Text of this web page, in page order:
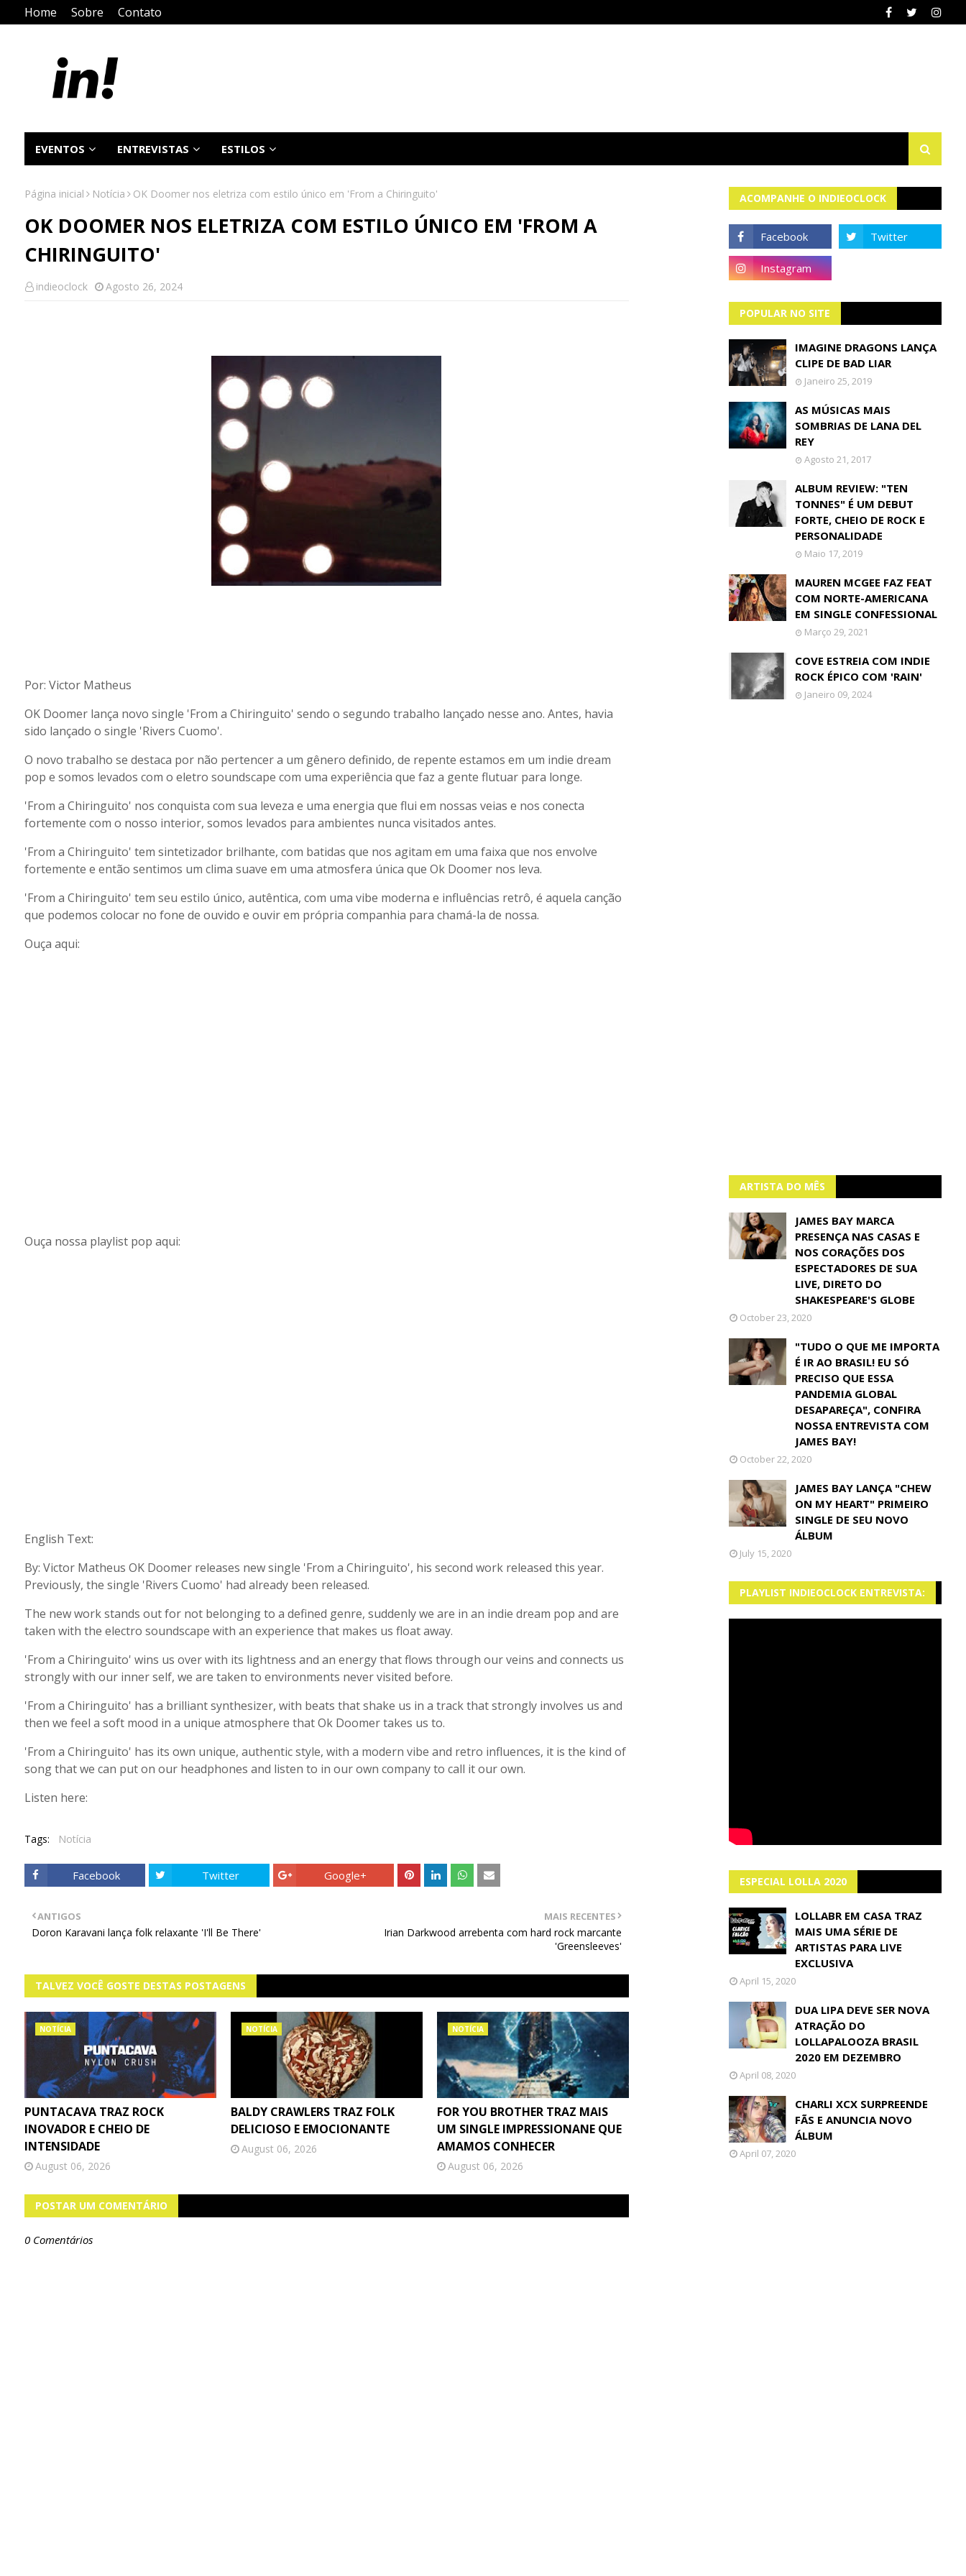
Home Sobre Contato
EVENTOS ENTREVISTAS ESTILOS
Página inicial Notícia OK Doomer nos eletriza com estilo único em 'From a Chiringuito'
OK DOOMER NOS ELETRIZA COM ESTILO ÚNICO EM 'FROM A
CHIRINGUITO'
indieoclock Agosto 26, 2024
Por: Victor Matheus
OK Doomer lança novo single 'From a Chiringuito' sendo o segundo trabalho lançado nesse ano. Antes, havia
sido lançado o single 'Rivers Cuomo'.
O novo trabalho se destaca por não pertencer a um gênero definido, de repente estamos em um indie dream
pop e somos levados com o eletro soundscape com uma experiência que faz a gente flutuar para longe.
'From a Chiringuito' nos conquista com sua leveza e uma energia que flui em nossas veias e nos conecta
fortemente com o nosso interior, somos levados para ambientes nunca visitados antes.
'From a Chiringuito' tem sintetizador brilhante, com batidas que nos agitam em uma faixa que nos envolve
fortemente e então sentimos um clima suave em uma atmosfera única que Ok Doomer nos leva.
'From a Chiringuito' tem seu estilo único, autêntica, com uma vibe moderna e influências retrô, é aquela canção
que podemos colocar no fone de ouvido e ouvir em própria companhia para chamá-la de nossa.
Ouça aqui:
Ouça nossa playlist pop aqui:
English Text:
By: Victor Matheus OK Doomer releases new single 'From a Chiringuito', his second work released this year.
Previously, the single 'Rivers Cuomo' had already been released.
The new work stands out for not belonging to a defined genre, suddenly we are in an indie dream pop and are
taken with the electro soundscape with an experience that makes us float away.
'From a Chiringuito' wins us over with its lightness and an energy that flows through our veins and connects us
strongly with our inner self, we are taken to environments never visited before.
'From a Chiringuito' has a brilliant synthesizer, with beats that shake us in a track that strongly involves us and
then we feel a soft mood in a unique atmosphere that Ok Doomer takes us to.
'From a Chiringuito' has its own unique, authentic style, with a modern vibe and retro influences, it is the kind of
song that we can put on our headphones and listen to in our own company to call it our own.
Listen here:
Tags: Notícia
Facebook Twitter Google+
MAIS RECENTES
Irian Darkwood arrebenta com hard rock marcante
'Greensleeves'
ANTIGOS
Doron Karavani lança folk relaxante 'I'll Be There'
TALVEZ VOCÊ GOSTE DESTAS POSTAGENS
NOTÍCIA
PUNTACAVA TRAZ ROCK
INOVADOR E CHEIO DE
INTENSIDADE
August 06, 2026
NOTÍCIA
BALDY CRAWLERS TRAZ FOLK
DELICIOSO E EMOCIONANTE
August 06, 2026
NOTÍCIA
FOR YOU BROTHER TRAZ MAIS
UM SINGLE IMPRESSIONANE QUE
AMAMOS CONHECER
August 06, 2026
POSTAR UM COMENTÁRIO
0 Comentários
ACOMPANHE O INDIEOCLOCK
POPULAR NO SITE
IMAGINE DRAGONS LANÇA
CLIPE DE BAD LIAR
Janeiro 25, 2019
AS MÚSICAS MAIS
SOMBRIAS DE LANA DEL
REY
Agosto 21, 2017
ALBUM REVIEW: "TEN
TONNES" É UM DEBUT
FORTE, CHEIO DE ROCK E
PERSONALIDADE
Maio 17, 2019
MAUREN MCGEE FAZ FEAT
COM NORTE-AMERICANA
EM SINGLE CONFESSIONAL
Março 29, 2021
COVE ESTREIA COM INDIE
ROCK ÉPICO COM 'RAIN'
Janeiro 09, 2024
ARTISTA DO MÊS
JAMES BAY MARCA
PRESENÇA NAS CASAS E
NOS CORAÇÕES DOS
ESPECTADORES DE SUA
LIVE, DIRETO DO
SHAKESPEARE'S GLOBE
October 23, 2020
"TUDO O QUE ME IMPORTA
É IR AO BRASIL! EU SÓ
PRECISO QUE ESSA
PANDEMIA GLOBAL
DESAPAREÇA", CONFIRA
NOSSA ENTREVISTA COM
JAMES BAY!
October 22, 2020
JAMES BAY LANÇA "CHEW
ON MY HEART" PRIMEIRO
SINGLE DE SEU NOVO
ÁLBUM
July 15, 2020
PLAYLIST INDIEOCLOCK ENTREVISTA:
ESPECIAL LOLLA 2020
LOLLABR EM CASA TRAZ
MAIS UMA SÉRIE DE
ARTISTAS PARA LIVE
EXCLUSIVA
April 15, 2020
DUA LIPA DEVE SER NOVA
ATRAÇÃO DO
LOLLAPALOOZA BRASIL
2020 EM DEZEMBRO
April 08, 2020
CHARLI XCX SURPREENDE
FÃS E ANUNCIA NOVO
ÁLBUM
April 07, 2020